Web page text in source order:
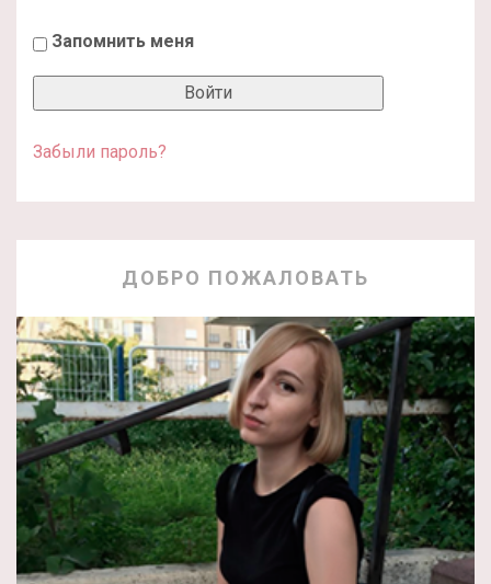
Запомнить меня
Забыли пароль?
ДОБРО ПОЖАЛОВАТЬ